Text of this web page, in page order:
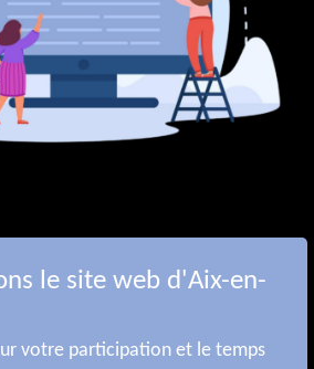
le site web d'Aix-en-
votre participation et le temps